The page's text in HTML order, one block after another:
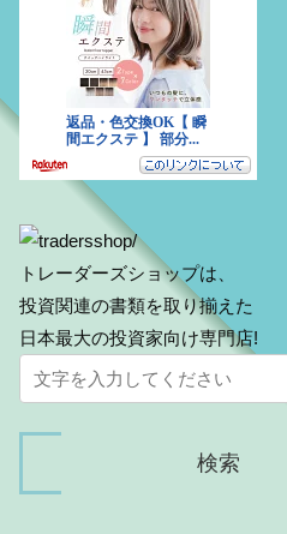
トレーダーズショップは、
投資関連の書類を取り揃えた
日本最大の投資家向け専門店!